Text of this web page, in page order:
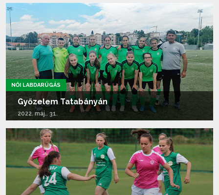
Tovább olvasom...
NŐI LABDARÚGÁS
Győzelem Tatabányán
2022. máj.. 31.
Tovább olvasom...